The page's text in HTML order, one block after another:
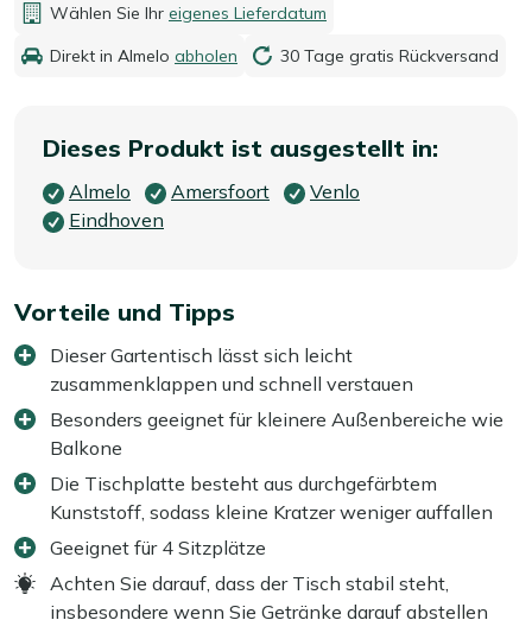
Wählen Sie Ihr eigenes Lieferdatum
Direkt in Almelo abholen 30 Tage gratis Rückversand
Dieses Produkt ist ausgestellt in:
Almelo Amersfoort
Venlo
Eindhoven
Vorteile und Tipps
Dieser Gartentisch lässt sich leicht
zusammenklappen und schnell verstauen
Besonders geeignet für kleinere Außenbereiche wie
Balkone
Die Tischplatte besteht aus durchgefärbtem
Kunststoff, sodass kleine Kratzer weniger auffallen
Geeignet für 4 Sitzplätze
Achten Sie darauf, dass der Tisch stabil steht,
insbesondere wenn Sie Getränke darauf abstellen